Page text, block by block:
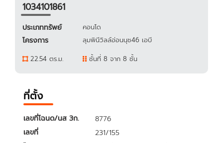
1034101861
ประเภททรัพย์ คอนโด
โครงการ
ลุมพินีวิลล์อ่อนนุช46 เอบี
22.54 ตร.ม.
ชั้นที่ 8 จาก 8 ชั้น
ที่ตั้ง
เลขที่โฉนด/นส 3ก.
8776
เลขที่
231/155